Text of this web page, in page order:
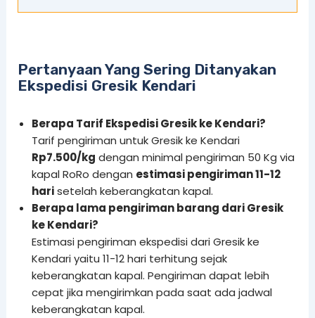
Pertanyaan Yang Sering Ditanyakan
Ekspedisi Gresik Kendari
Berapa Tarif Ekspedisi Gresik ke Kendari?
Tarif pengiriman untuk Gresik ke Kendari
Rp7.500/kg dengan minimal pengiriman 50 Kg via
kapal RoRo dengan estimasi pengiriman 11-12
harisetelah keberangkatan kapal.
Berapa lama pengiriman barang dari Gresik
ke Kendari?
Estimasi pengiriman ekspedisi dari Gresik ke
Kendari yaitu 11-12 hari terhitung sejak
keberangkatan kapal. Pengiriman dapat lebih
cepat jika mengirimkan pada saat ada jadwal
keberangkatan kapal.